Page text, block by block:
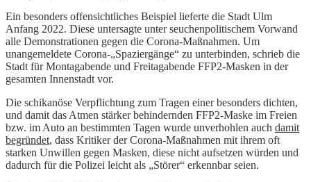
Ein besonders offensichtliches Beispiel lieferte die Stadt Ulm
Anfang 2022. Diese untersagte unter seuchenpolitischem Vorwand
alle Demonstrationen gegen die Corona-Maßnahmen. Um
unangemeldete Corona-„Spaziergänge“ zu unterbinden, schrieb die
Stadt für Montagabende und Freitagabende FFP2-Masken in der
gesamten Innenstadt vor.
Die schikanöse Verpflichtung zum Tragen einer besonders dichten,
und damit das Atmen stärker behindernden FFP2-Maske im Freien
bzw. im Auto an bestimmten Tagen wurde unverhohlen auch damit
begründet, dass Kritiker der Corona-Maßnahmen mit ihrem oft
starken Unwillen gegen Masken, diese nicht aufsetzen würden und
dadurch für die Polizei leicht als „Störer“ erkennbar seien.